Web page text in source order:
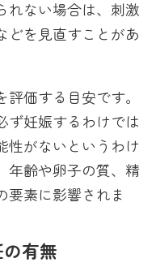
れない場合は、刺激
どを見直すことがあ
価する目安です。
ず妊娠するわけでは
性がないというわけ
年齢や卵子の質、精
要素に影響されま
有無